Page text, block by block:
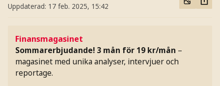
Uppdaterad: 17 feb. 2025, 15:42
Finansmagasinet
Sommarerbjudande! 3 mån för 19 kr/mån –
magasinet med unika analyser, intervjuer och
reportage.